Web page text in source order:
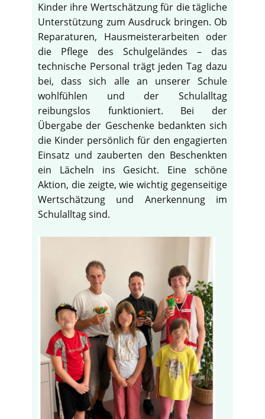
Kinder ihre Wertschätzung für die tägliche
Unterstützung zum Ausdruck bringen. Ob
Reparaturen, Hausmeisterarbeiten oder
die Pflege des Schulgeländes – das
technische Personal trägt jeden Tag dazu
bei, dass sich alle an unserer Schule
wohlfühlen und der Schulalltag
reibungslos funktioniert. Bei der
Übergabe der Geschenke bedankten sich
die Kinder persönlich für den engagierten
Einsatz und zauberten den Beschenkten
ein Lächeln ins Gesicht. Eine schöne
Aktion, die zeigte, wie wichtig gegenseitige
Wertschätzung und Anerkennung im
Schulalltag sind.